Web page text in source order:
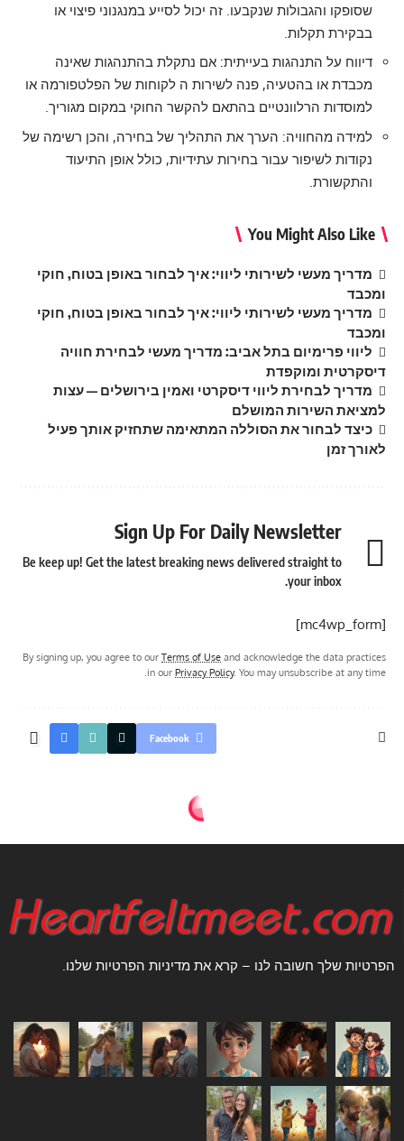
שסופקו והגבולות שנקבעו. זה יכול לסייע במנגנוני פיצוי או
בבקירת תקלות.
דיווח על התנהגות בעייתית: אם נתקלת בהתנהגות שאינה
מכבדת או בהטעיה, פנה לשירות ה לקוחות של הפלטפורמה או
למוסדות הרלוונטיים בהתאם להקשר החוקי במקום מגוריך.
למידה מהחוויה: הערך את התהליך של בחירה, והכן רשימה של
נקודות לשיפור עבור בחירות עתידיות, כולל אופן התיעוד
והתקשורת.
You Might Also Like
מדריך מעשי לשירותי ליווי: איך לבחור באופן בטוח, חוקי
ומכבד
מדריך מעשי לשירותי ליווי: איך לבחור באופן בטוח, חוקי
ומכבד
ליווי פרימיום בתל אביב: מדריך מעשי לבחירת חוויה
דיסקרטית ומוקפדת
מדריך לבחירת ליווי דיסקרטי ואמין בירושלים — עצות
למציאת השירות המושלם
כיצד לבחור את הסוללה המתאימה שתחזיק אותך פעיל
לאורך זמן
Sign Up For Daily Newsletter
Be keep up! Get the latest breaking news delivered straight to
your inbox.
By signing up, you agree to ourTerms of Useand acknowledge the data practices
in ourPrivacy Policy. You may unsubscribe at any time.
Facebook
הפרטיות שלך חשובה לנו – קרא את מדיניות הפרטיות שלנו.